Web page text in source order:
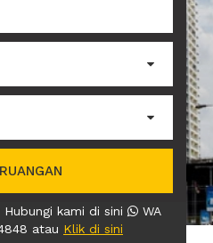
kami di sini
WA
atau Klik di sini